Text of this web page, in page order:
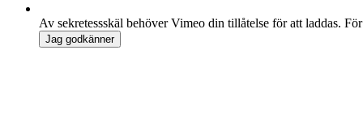
Av sekretessskäl behöver Vimeo din tillåtelse för att laddas.
Jag godkänner